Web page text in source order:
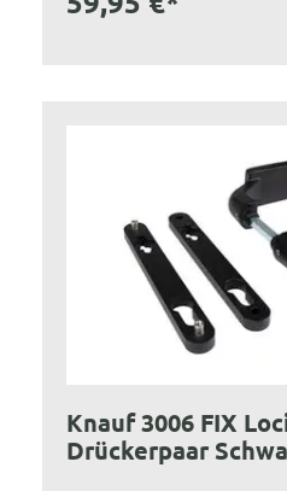
Knauf 3006 FIX
Drückerpaar